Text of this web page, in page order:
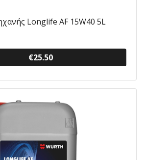
Longlife AF 15W40 5L
€25.50